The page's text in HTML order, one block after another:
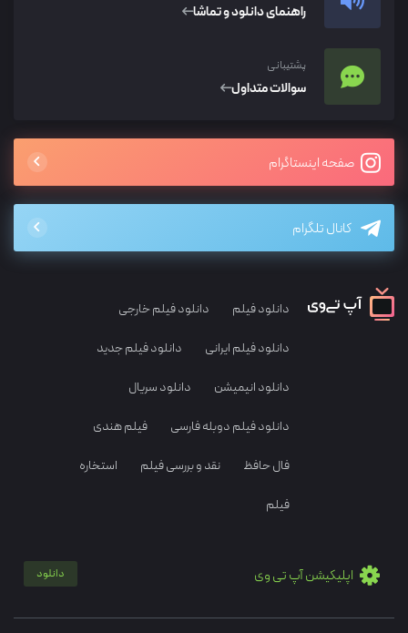
راهنمای دانلود و تماشا
پشتیبانی
سوالات متداول
صفحه اینستاگرام
کانال تلگرام
دانلود فیلم دانلود فیلم خارجی
دانلود فیلم ایرانی دانلود فیلم جدید
دانلود انیمیشن دانلود سریال
دانلود فیلم دوبله فارسی فیلم هندی
فال حافظ نقد و بررسی فیلم استخاره
فیلم
اپلیکیشن آپ تی وی دانلود